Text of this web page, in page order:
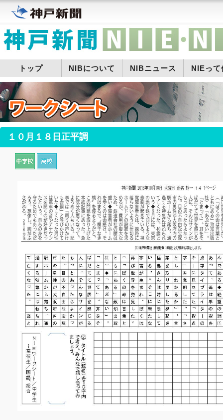
トップ NIBについて NIBニュース NIEって
１０月１８日正平調